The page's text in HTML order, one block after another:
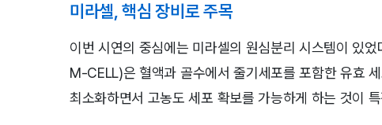
미라셀, 핵심 장비로 주목
이번 시연의 중심에는 미라셀의 원심분리 시스템이 있
M-CELL)은 혈액과 골수에서 줄기세포를 포함한 유효
최소화하면서 고농도 세포 확보를 가능하게 하는 것이